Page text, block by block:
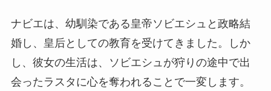
ナビエは、幼馴染である皇帝ソビエシュと政略結
婚し、皇后としての教育を受けてきました。しか
し、彼女の生活は、ソビエシュが狩りの途中で出
会ったラスタに心を奪われることで一変します。